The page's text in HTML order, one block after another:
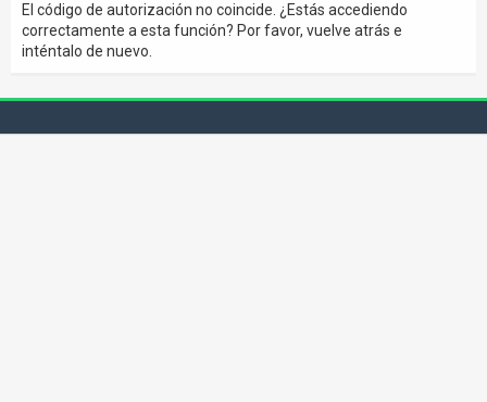
El código de autorización no coincide. ¿Estás accediendo
correctamente a esta función? Por favor, vuelve atrás e
inténtalo de nuevo.